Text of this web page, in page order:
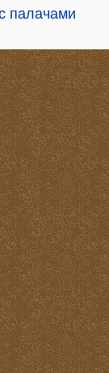
палачами